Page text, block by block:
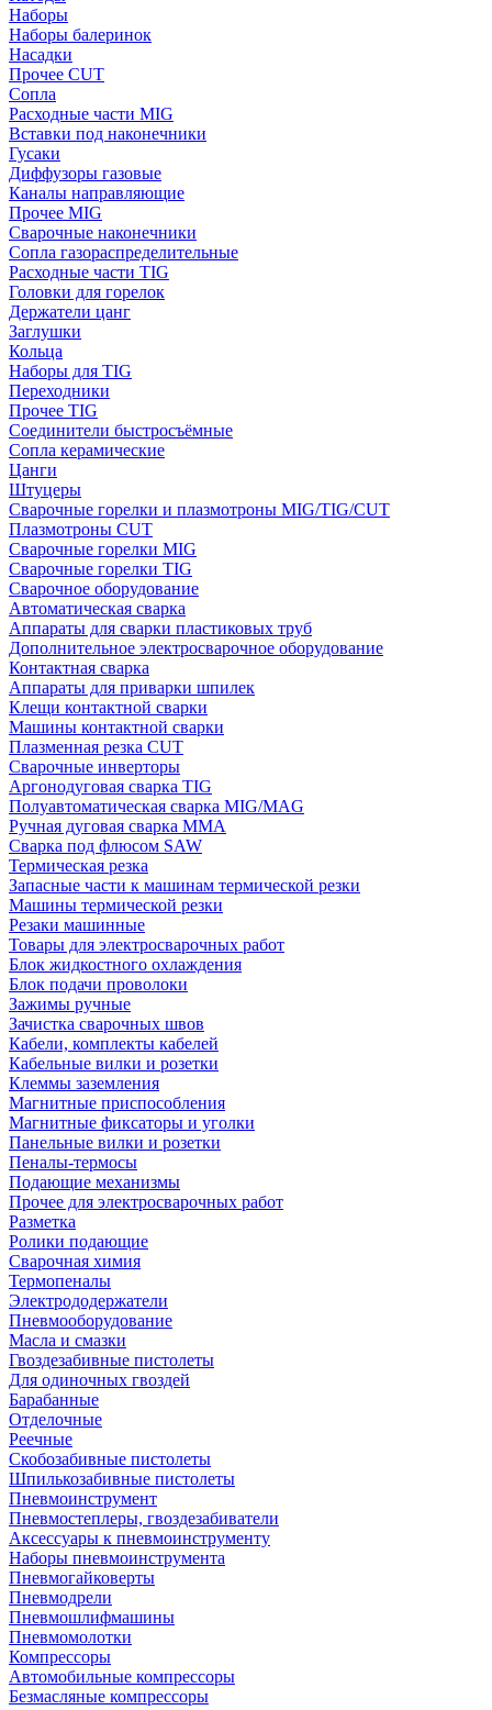
Наборы
Наборы балеринок
Насадки
Прочее CUT
Сопла
Расходные части MIG
Вставки под наконечники
Гусаки
Диффузоры газовые
Каналы направляющие
Прочее MIG
Сварочные наконечники
Сопла газораспределительные
Расходные части TIG
Головки для горелок
Держатели цанг
Заглушки
Кольца
Наборы для TIG
Переходники
Прочее TIG
Соединители быстросъёмные
Сопла керамические
Цанги
Штуцеры
Сварочные горелки и плазмотроны MIG/TIG/CUT
Плазмотроны CUT
Сварочные горелки MIG
Сварочные горелки TIG
Сварочное оборудование
Автоматическая сварка
Аппараты для сварки пластиковых труб
Дополнительное электросварочное оборудование
Контактная сварка
Аппараты для приварки шпилек
Клещи контактной сварки
Машины контактной сварки
Плазменная резка CUT
Сварочные инверторы
Аргонодуговая сварка TIG
Полуавтоматическая сварка MIG/MAG
Ручная дуговая сварка MMA
Сварка под флюсом SAW
Термическая резка
Запасные части к машинам термической резки
Машины термической резки
Резаки машинные
Товары для электросварочных работ
Блок жидкостного охлаждения
Блок подачи проволоки
Зажимы ручные
Зачистка сварочных швов
Кабели, комплекты кабелей
Кабельные вилки и розетки
Клеммы заземления
Магнитные приспособления
Магнитные фиксаторы и уголки
Панельные вилки и розетки
Пеналы-термосы
Подающие механизмы
Прочее для электросварочных работ
Разметка
Ролики подающие
Сварочная химия
Термопеналы
Электрододержатели
Пневмооборудование
Масла и смазки
Гвоздезабивные пистолеты
Для одиночных гвоздей
Барабанные
Отделочные
Реечные
Скобозабивные пистолеты
Шпилькозабивные пистолеты
Пневмоинструмент
Пневмостеплеры, гвоздезабиватели
Аксессуары к пневмоинструменту
Наборы пневмоинструмента
Пневмогайковерты
Пневмодрели
Пневмошлифмашины
Пневмомолотки
Компрессоры
Автомобильные компрессоры
Безмасляные компрессоры